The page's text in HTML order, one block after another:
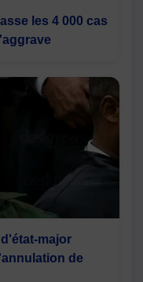
les 4 000 cas
major
de